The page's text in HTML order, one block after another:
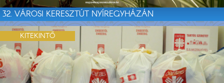
32. VÁROSI KERESZTÚT NYÍREGYHÁZÁN
KITEKINTŐ